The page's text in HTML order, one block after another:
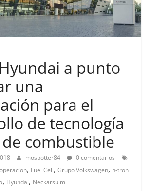
a punto
una
para el
de tecnología
combustible
mospotter84
0 comentarios
, Fuel Cell, Grupo Volkswagen, h-tron
, Hyundai, Neckarsulm